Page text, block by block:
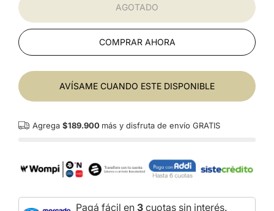
AGOTADO
COMPRAR AHORA
AVÍSAME CUANDO ESTE DISPONIBLE
Agrega $189.900 más y disfruta de envío GRATIS
Pagá fácil en 3 cuotas sin interés.